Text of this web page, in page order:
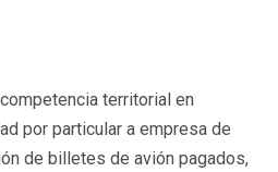
territorial en
por particular a empresa de
de billetes de avión pagados,